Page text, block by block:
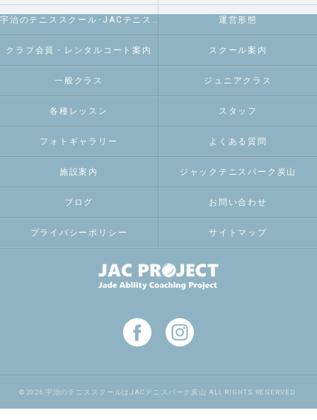
宇治のテニススクール･JACテニスパーク炭山のお客様の声 運営形態
クラブ会員・レンタルコート案内 スクール案内
一般クラス ジュニアクラス
各種レッスン スタッフ
フォトギャラリー よくある質問
施設案内 ジャックテニスパーク炭山
ブログ お問い合わせ
プライバシーポリシー サイトマップ
© 2026 宇治のテニススクールはJACテニスパーク炭山 ALL RIGHTS RESERVED.